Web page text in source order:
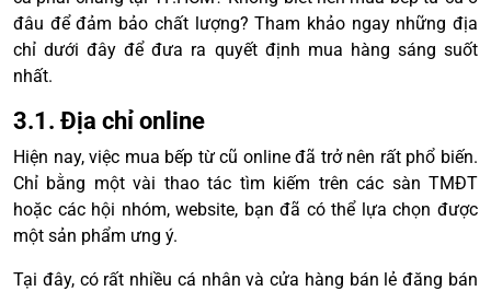
đâu để đảm bảo chất lượng? Tham khảo ngay những địa
chỉ dưới đây để đưa ra quyết định mua hàng sáng suốt
nhất.
3.1. Địa chỉ online
Hiện nay, việc mua bếp từ cũ online đã trở nên rất phổ biến.
Chỉ bằng một vài thao tác tìm kiếm trên các sàn TMĐT
hoặc các hội nhóm, website, bạn đã có thể lựa chọn được
một sản phẩm ưng ý.
Tại đây, có rất nhiều cá nhân và cửa hàng bán lẻ đăng bán